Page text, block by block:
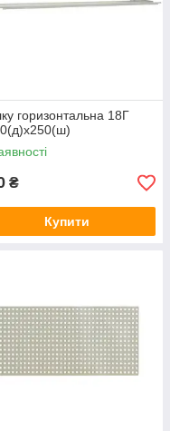
горизонтальна 18Г
₴
Купити